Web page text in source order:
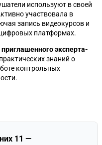
используют в своей
участвовала в
запись видеокурсов и
платформах.
приглашенного эксперта-
знаний о
контрольных
11 —